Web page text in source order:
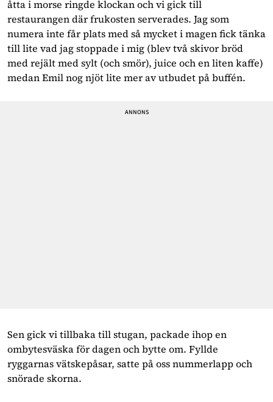
åtta i morse ringde klockan och vi gick till
restaurangen där frukosten serverades. Jag som
numera inte får plats med så mycket i magen fick tänka
till lite vad jag stoppade i mig (blev två skivor bröd
med rejält med sylt (och smör), juice och en liten kaffe)
medan Emil nog njöt lite mer av utbudet på buffén.
Sen gick vi tillbaka till stugan, packade ihop en
ombytesväska för dagen och bytte om. Fyllde
ryggarnas vätskepåsar, satte på oss nummerlapp och
snörade skorna.